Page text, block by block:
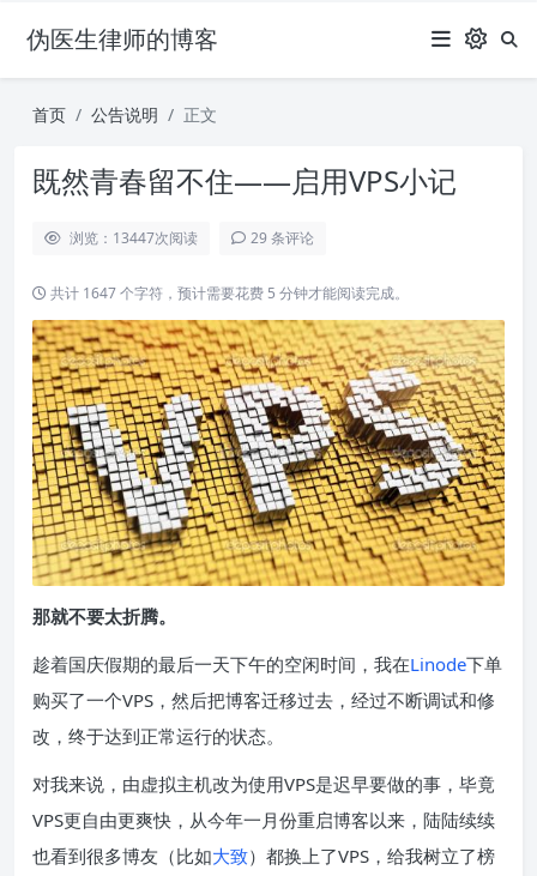
伪医生律师的博客
首页 公告说明 正文
既然青春留不住——启用VPS小记
浏览：13447次阅读 29 条评论
共计 1647 个字符，预计需要花费 5 分钟才能阅读完成。
那就不要太折腾。
趁着国庆假期的最后一天下午的空闲时间，我在Linode下单
购买了一个VPS，然后把博客迁移过去，经过不断调试和修
改，终于达到正常运行的状态。
对我来说，由虚拟主机改为使用VPS是迟早要做的事，毕竟
VPS更自由更爽快，从今年一月份重启博客以来，陆陆续续
也看到很多博友（比如大致）都换上了VPS，给我树立了榜